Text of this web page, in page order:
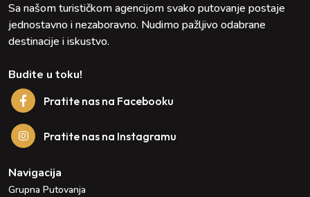
Sa našom turističkom agencijom svako putovanje postaje
jednostavno i nezaboravno. Nudimo pažljivo odabrane
destinacije i iskustvo.
Budite u toku!
Pratite nas na Facebooku
Pratite nas na Instagramu
Navigacija
Grupna Putovanja